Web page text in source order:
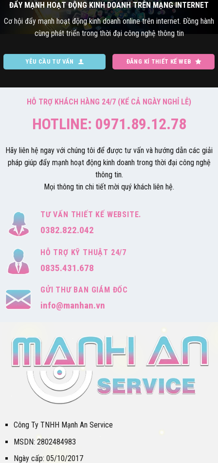
ĐẨY MẠNH HOẠT ĐỘNG KINH DOANH TRÊN MẠNG INTERNET
Cơ hội đẩy mạnh hoạt động kinh doanh online trên internet. Đồng hành
cùng phát triển trong thời đại công nghệ thông tin
YÊU CẦU TƯ VẤN ĐĂNG KÍ THIẾT KẾ WEB
HỖ TRỢ KHÁCH HÀNG 24/7 (KỂ CẢ NGÀY NGHỈ LỄ)
HOTLINE: 0971.89.12.78
Hãy liên hệ ngay với chúng tôi để được tư vấn và hướng dẫn các giải
pháp giúp đẩy mạnh hoạt động kinh doanh trong thời đại công nghệ
thông tin.
Mọi thông tin chi tiết mời quý khách liên hệ.
TƯ VẤN THIẾT KẾ WEBSITE.
0382.822.042
HỖ TRỢ KỸ THUẬT 24/7
0835.431.678
GỬI THƯ BAN GIÁM ĐỐC
info@manhan.vn
Công Ty TNHH Mạnh An Service
MSDN: 2802484983
Ngày cấp: 05/10/2017